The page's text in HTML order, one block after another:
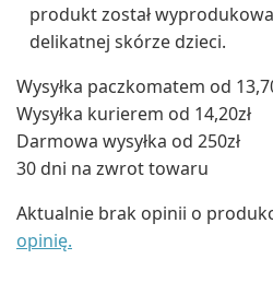
produkt został
delikatnej skórze dzieci.
Wysyłka paczkomatem od
Wysyłka kurierem od 14,20zł
Darmowa wysyłka od 250zł
30 dni na zwrot towaru
Aktualnie brak opinii o
opinię.